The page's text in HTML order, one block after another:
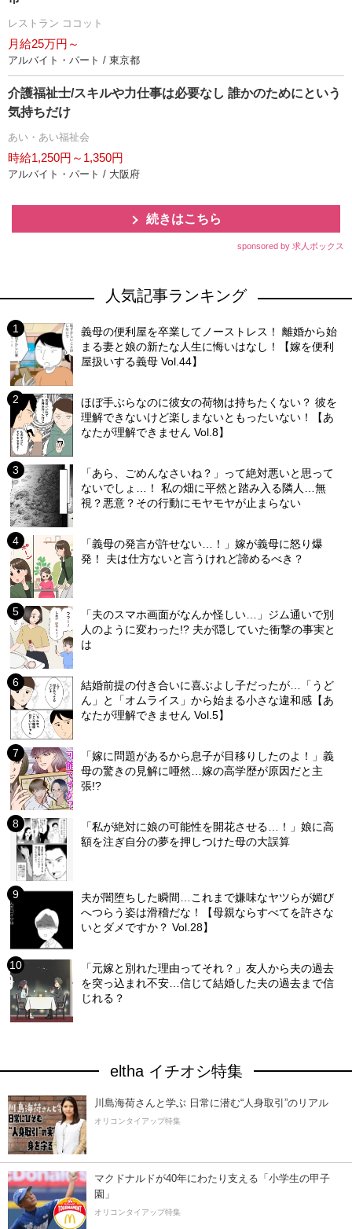
レストラン ココット
月給25万円～
アルバイト・パート / 東京都
介護福祉士/スキルや力仕事は必要なし 誰かのためにという
気持ちだけ
あい・あい福祉会
時給1,250円～1,350円
アルバイト・パート / 大阪府
続きはこちら
sponsored by 求人ボックス
人気記事ランキング
義母の便利屋を卒業してノーストレス！ 離婚から始
まる妻と娘の新たな人生に悔いはなし！【嫁を便利
屋扱いする義母 Vol.44】
ほぼ手ぶらなのに彼女の荷物は持ちたくない？ 彼を
理解できないけど楽しまないともったいない！【あ
なたが理解できません Vol.8】
「あら、ごめんなさいね？」って絶対悪いと思って
ないでしょ…！ 私の畑に平然と踏み入る隣人…無
視？悪意？その行動にモヤモヤが止まらない
「義母の発言が許せない…！」嫁が義母に怒り爆
発！ 夫は仕方ないと言うけれど諦めるべき？
「夫のスマホ画面がなんか怪しい…」ジム通いで別
人のように変わった!? 夫が隠していた衝撃の事実と
は
結婚前提の付き合いに喜ぶよし子だったが…「うど
ん」と「オムライス」から始まる小さな違和感【あ
なたが理解できません Vol.5】
「嫁に問題があるから息子が目移りしたのよ！」義
母の驚きの見解に唖然…嫁の高学歴が原因だと主
張!?
「私が絶対に娘の可能性を開花させる…！」娘に高
額を注ぎ自分の夢を押しつけた母の大誤算
夫が闇堕ちした瞬間…これまで嫌味なヤツらが媚び
へつらう姿は滑稽だな！【母親ならすべてを許さな
いとダメですか？ Vol.28】
「元嫁と別れた理由ってそれ？」友人から夫の過去
を突っ込まれ不安…信じて結婚した夫の過去まで信
じれる？
eltha イチオシ特集
川島海荷さんと学ぶ 日常に潜む“人身取引”のリアル
オリコンタイアップ特集
マクドナルドが40年にわたり支える「小学生の甲子
園」
オリコンタイアップ特集